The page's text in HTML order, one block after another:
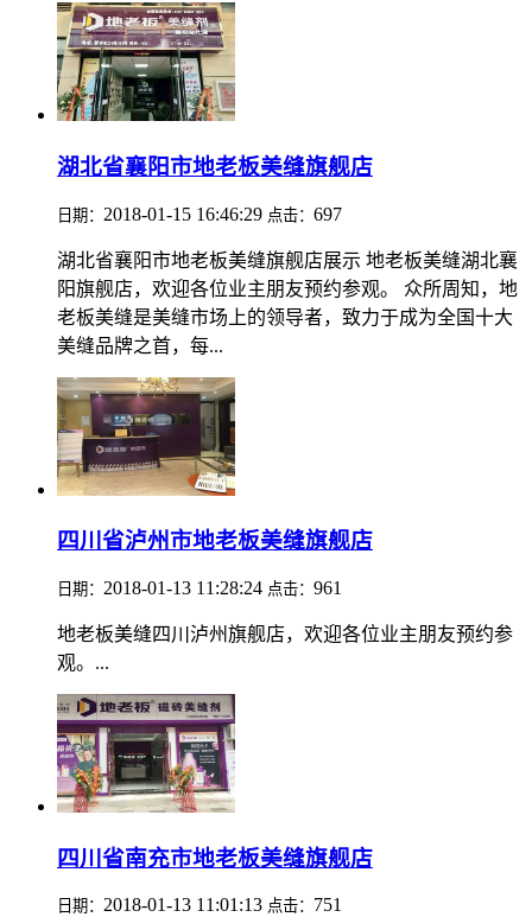
湖北省襄阳市地老板美缝旗舰店
日期： 2018-01-15 16:46:29 点击： 697
湖北省襄阳市地老板美缝旗舰店展示 地老板美缝湖北襄
阳旗舰店，欢迎各位业主朋友预约参观。 众所周知，地
老板美缝是美缝市场上的领导者，致力于成为全国十大
美缝品牌之首，每...
四川省泸州市地老板美缝旗舰店
日期： 2018-01-13 11:28:24 点击： 961
地老板美缝四川泸州旗舰店，欢迎各位业主朋友预约参
观。...
四川省南充市地老板美缝旗舰店
日期： 2018-01-13 11:01:13 点击： 751